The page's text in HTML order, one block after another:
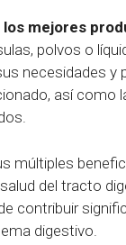
mejores
polvos o
necesidades
así
múltiples
del tracto
contribuir
digestivo.